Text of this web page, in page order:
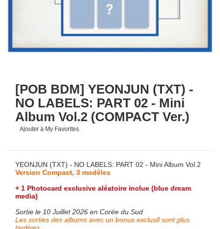
[POB BDM] YEONJUN (TXT) -
NO LABELS: PART 02 - Mini
Album Vol.2 (COMPACT Ver.)
Ajouter à My Favorites
YEONJUN (TXT) - NO LABELS: PART 02 - Mini Album Vol.2
Version Compact, 3 modèles
+ 1 Photocard exclusive aléatoire inclue (blue dream
media)
Sortie le 10 Juillet 2026 en Corée du Sud
Les sorties des albums avec un bonus exclusif sont plus